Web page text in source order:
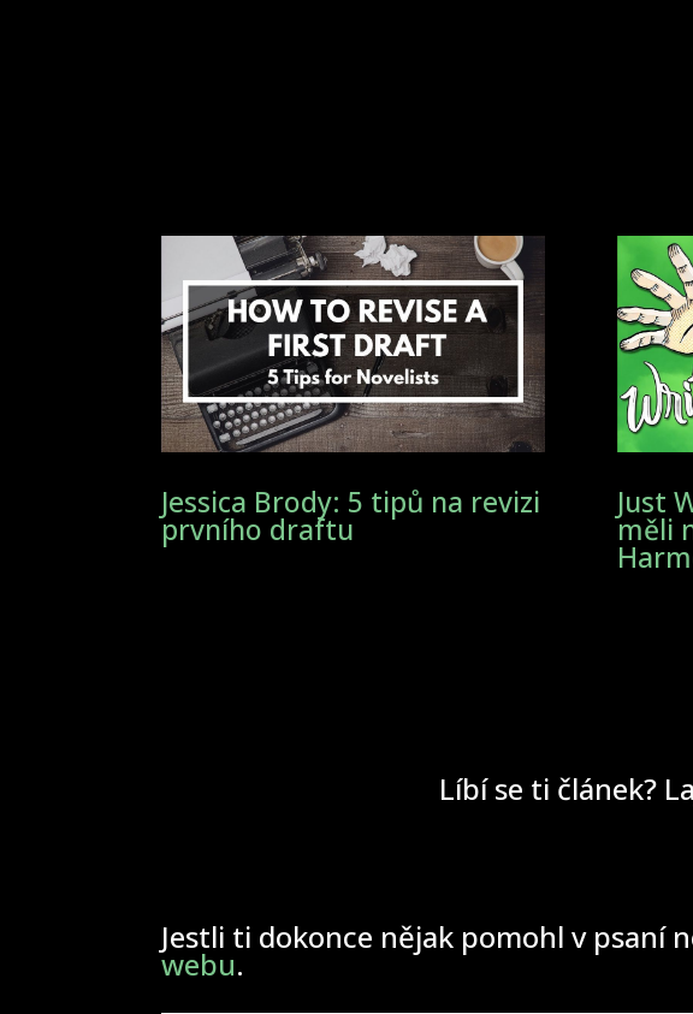
Jessica Brody: 5 tipů na revizi
prvního draftu
Just
měli
Líbí se ti článek?
Jestli ti dokonce nějak pomohl v psaní
webu.